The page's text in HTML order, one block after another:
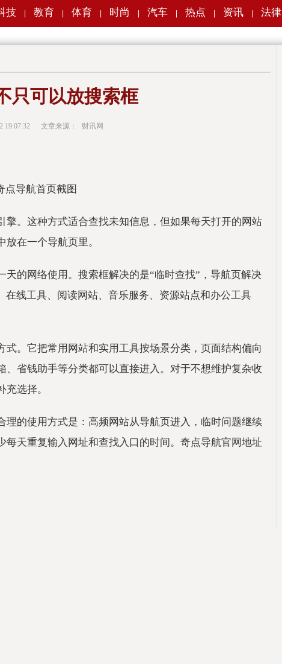
技 教育 体育 时尚 汽车 热点 资讯 法律
只可以放搜索框
19:07:32 文章来源： 财讯网
。这种方式适合查找未知信息，但如果每天打开的网站
在一个导航页里。
的网络使用。搜索框解决的是“临时查找”，导航页解决
线工具、阅读网站、音乐服务、资源站点和办公工具
。它把常用网站和实用工具按场景分类，页面结构偏向
、省钱助手等分类都可以直接进入。对于不想维护复杂收
选择。
的使用方式是：高频网站从导航页进入，临时问题继续
天重复输入网址和查找入口的时间。奇点导航官网地址